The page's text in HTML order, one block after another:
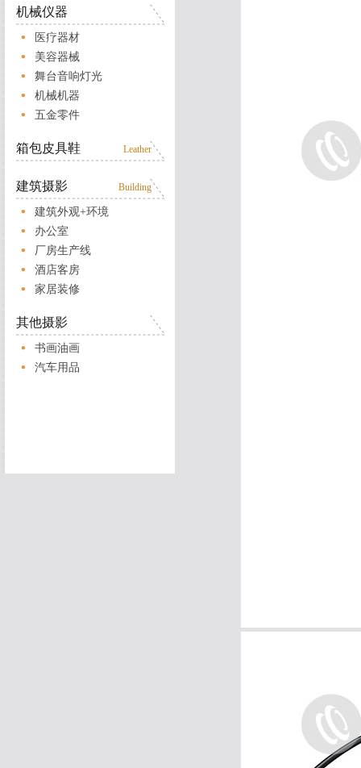
机械仪器
医疗器材
美容器械
舞台音响灯光
机械机器
五金零件
箱包皮具鞋 Leather
建筑摄影 Building
建筑外观+环境
办公室
厂房生产线
酒店客房
家居装修
其他摄影
书画油画
汽车用品